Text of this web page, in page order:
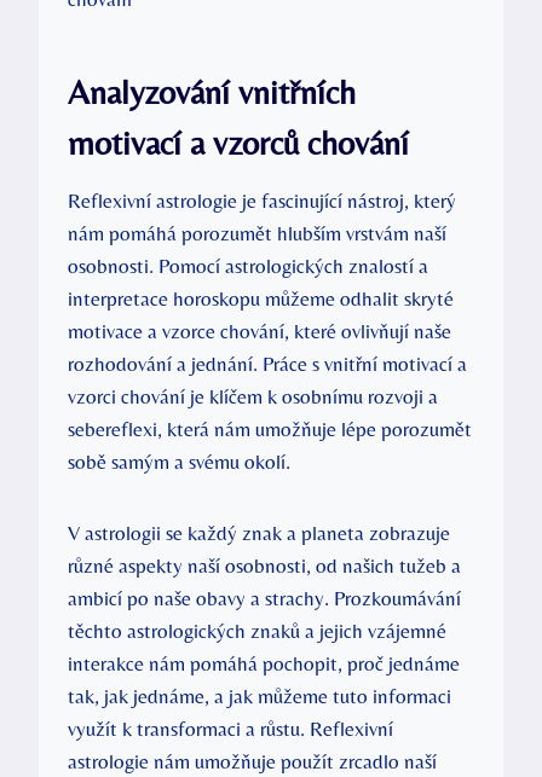
Analyzování vnitřních
motivací a vzorců chování
Reflexivní astrologie je fascinující nástroj, který
nám pomáhá porozumět ​hlubším vrstvám naší
osobnosti. ‌Pomocí astrologických znalostí a
interpretace horoskopu můžeme odhalit skryté
motivace a vzorce chování,⁢ které ovlivňují⁢ naše‍
rozhodování ⁢a jednání. ​Práce s ⁢vnitřní motivací a
vzorci chování‍ je klíčem ​k ‌osobnímu rozvoji a
sebereflexi, ⁢která nám umožňuje ⁤lépe porozumět
sobě samým ‌a⁤ svému okolí.
V astrologii se každý znak a planeta zobrazuje
různé aspekty ⁢naší osobnosti, od našich tužeb a
ambicí po naše obavy a‌ strachy. Prozkoumávání​
těchto astrologických ‌znaků a jejich vzájemné
interakce nám pomáhá pochopit, proč jednáme
tak, ⁢jak jednáme, a ‌jak ⁤můžeme tuto ‍informaci
využít k transformaci a růstu. Reflexivní
astrologie nám umožňuje použít zrcadlo naší